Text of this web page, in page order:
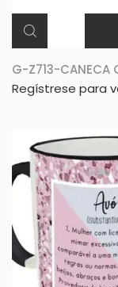
G-Z713-
Regístrese para